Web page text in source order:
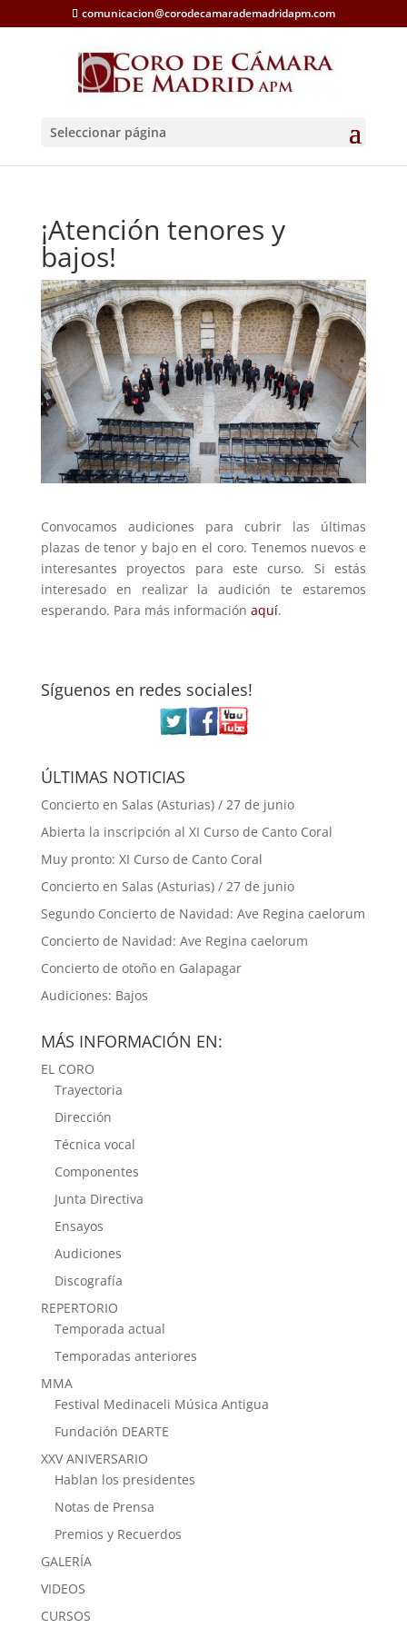
comunicacion@corodecamarademadridapm.com
Seleccionar página
¡Atención tenores y
bajos!
Convocamos audiciones para cubrir las últimas
plazas de tenor y bajo en el coro. Tenemos nuevos e
interesantes proyectos para este curso. Si estás
interesado en realizar la audición te estaremos
esperando. Para más información aquí.
Síguenos en redes sociales!
ÚLTIMAS NOTICIAS
Concierto en Salas (Asturias) / 27 de junio
Abierta la inscripción al XI Curso de Canto Coral
Muy pronto: XI Curso de Canto Coral
Concierto en Salas (Asturias) / 27 de junio
Segundo Concierto de Navidad: Ave Regina caelorum
Concierto de Navidad: Ave Regina caelorum
Concierto de otoño en Galapagar
Audiciones: Bajos
MÁS INFORMACIÓN EN:
EL CORO
Trayectoria
Dirección
Técnica vocal
Componentes
Junta Directiva
Ensayos
Audiciones
Discografía
REPERTORIO
Temporada actual
Temporadas anteriores
MMA
Festival Medinaceli Música Antigua
Fundación DEARTE
XXV ANIVERSARIO
Hablan los presidentes
Notas de Prensa
Premios y Recuerdos
GALERÍA
VIDEOS
CURSOS